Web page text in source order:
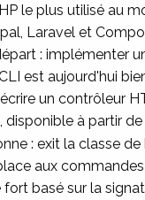
le plus utilisé au
Laravel et
: implémenter
est aujourd'hui
un contrôleur
, disponible à partir
: exit la classe de
aux
basé sur la